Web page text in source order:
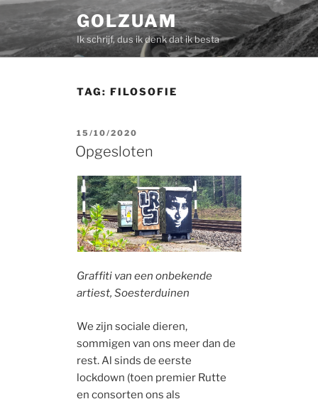
Skip
to
content
GOLZUAM
Ik schrijf, dus ik denk dat ik besta
TAG:FILOSOFIE
POSTED
ON
15/10/2020
Opgesloten
Graffiti van een onbekende
artiest, Soesterduinen
We zijn sociale dieren,
sommigen van ons meer dan de
rest. Al sinds de eerste
lockdown (toen premier Rutte
en consorten ons als